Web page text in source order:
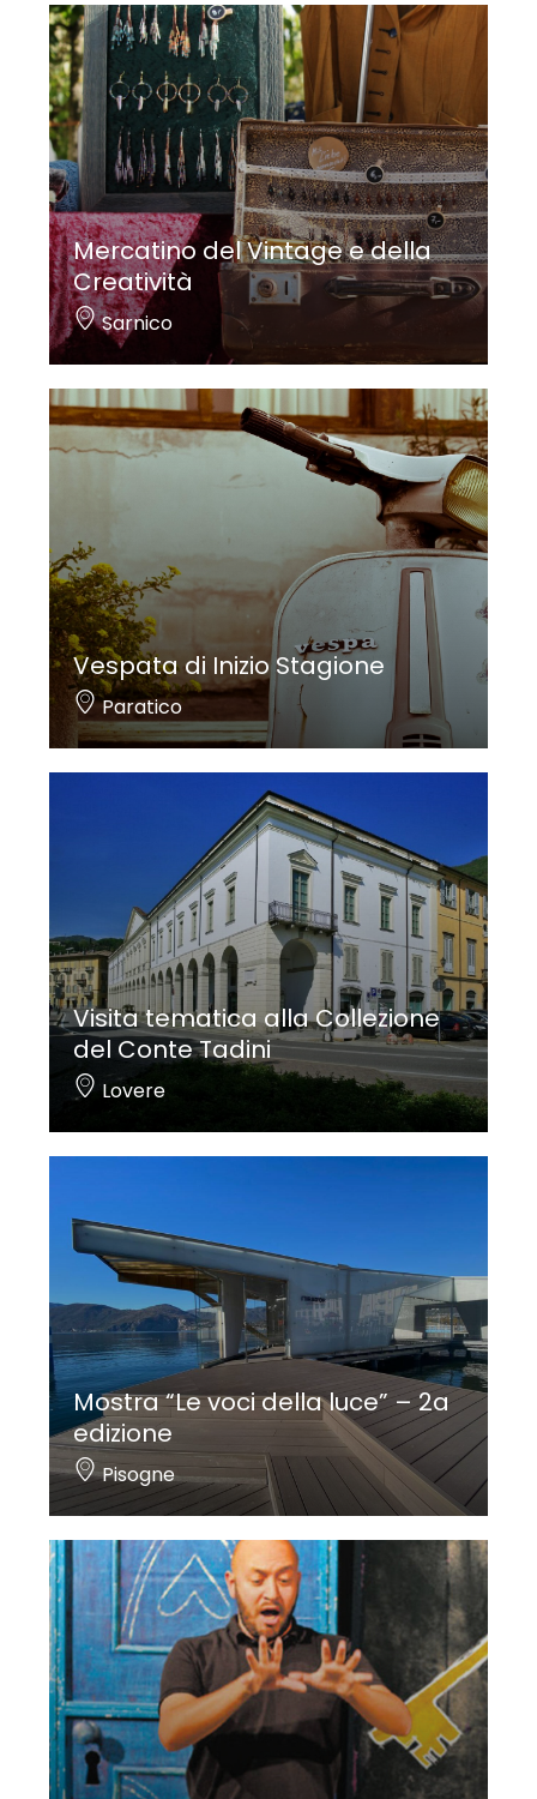
Mercatino del Vintage e della
Creatività
Sarnico
Vespata di Inizio Stagione
Paratico
Visita tematica alla Collezione
del Conte Tadini
Lovere
Mostra “Le voci della luce” – 2a
edizione
Pisogne